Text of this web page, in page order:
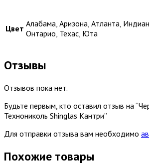
Цвет Алабама, Аризона, Атланта,
Онтарио, Техас, Юта
Отзывы
Отзывов пока нет.
Будьте первым, кто оставил отзыв на
Технониколь Shinglas Кантри”
Для отправки отзыва вам необходимо
Похожие товары